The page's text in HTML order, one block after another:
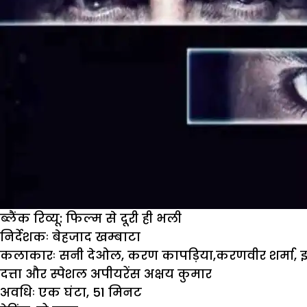
ब्लैंक रिव्यू: फिल्म से दूरी ही भली
निर्देशकः बेहजाद खम्बाटा
कलाकारः सनी देओल, करण कापड़िया,करणवीर शर्मा,
दत्ता और स्पेशल अपीयरेंस अक्षय कुमार
अवधिः एक घंटा, 51 मिनट